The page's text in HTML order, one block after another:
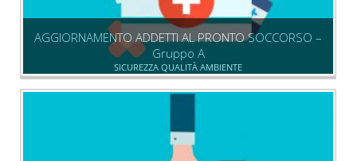
AGGIORNAMENTO ADDETTI AL PRONTO SOCCORSO –
Gruppo A
SICUREZZA QUALITÀ AMBIENTE